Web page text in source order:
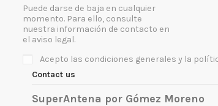
Puede darse de baja en cualquier
momento. Para ello, consulte
nuestra información de contacto en
el aviso legal.
Acepto las condiciones generales y la
Contact us
SuperAntena por Gómez Moreno